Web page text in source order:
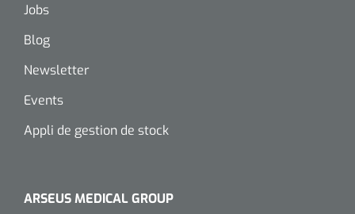
Jobs
Blog
Newsletter
Events
Appli de gestion de stock
ARSEUS MEDICAL GROUP